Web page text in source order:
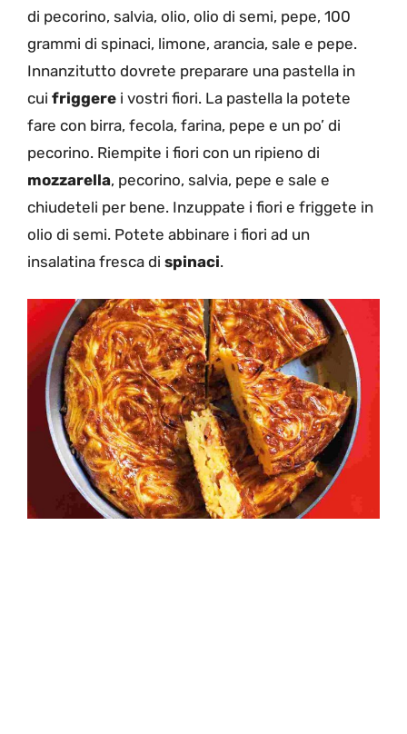
di pecorino, salvia, olio, olio di semi, pepe, 100
grammi di spinaci, limone, arancia, sale e pepe.
Innanzitutto dovrete preparare una pastella in
cui friggere i vostri fiori. La pastella la potete
fare con birra, fecola, farina, pepe e un po’ di
pecorino. Riempite i fiori con un ripieno di
mozzarella, pecorino, salvia, pepe e sale e
chiudeteli per bene. Inzuppate i fiori e friggete in
olio di semi. Potete abbinare i fiori ad un
insalatina fresca di spinaci.